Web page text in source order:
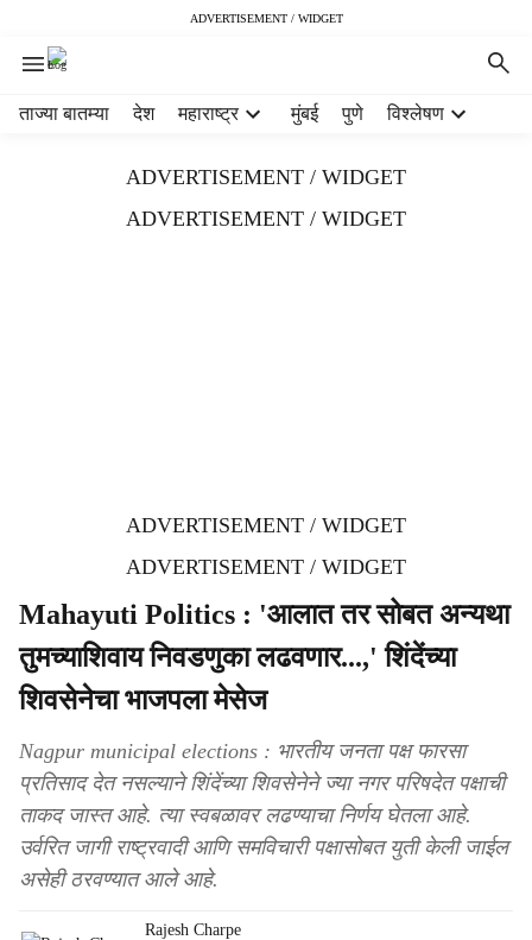
ADVERTISEMENT / WIDGET
ताज्या बातम्या देश महाराष्ट्र मुंबई पुणे विश्लेषण
ADVERTISEMENT / WIDGET
ADVERTISEMENT / WIDGET
ADVERTISEMENT / WIDGET
ADVERTISEMENT / WIDGET
Mahayuti Politics : 'आलात तर सोबत अन्यथा
तुमच्याशिवाय निवडणुका लढवणार...,' शिंदेंच्या
शिवसेनेचा भाजपला मेसेज
Nagpur municipal elections : भारतीय जनता पक्ष फारसा
प्रतिसाद देत नसल्याने शिंदेंच्या शिवसेनेने ज्या नगर परिषदेत पक्षाची
ताकद जास्त आहे. त्या स्वबळावर लढण्याचा निर्णय घेतला आहे.
उर्वरित जागी राष्ट्रवादी आणि समविचारी पक्षासोबत युती केली जाईल
असेही ठरवण्यात आले आहे.
Rajesh Charpe